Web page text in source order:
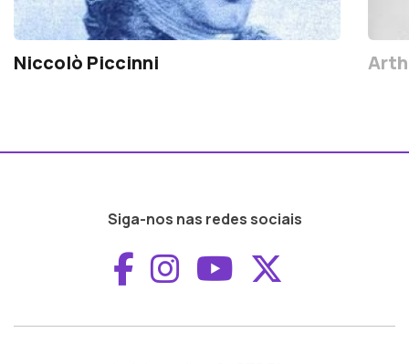
Niccolò Piccinni
Siga-nos nas redes sociais
Aceder ao
Aceder ao
Aceder ao